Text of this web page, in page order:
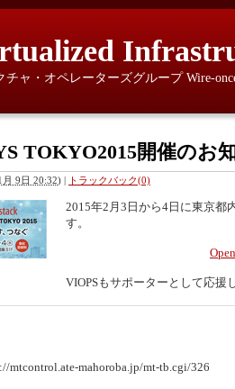
ャ・オペレーターズグループ Wire-
TOKYO2015開催のお
月 9日 20:32) | トラックバック(0)
2015年2月3日から4日に東京都
す。
VIOPSもサポーターとして応援
mtcontrol.ate-mahoroba.jp/mt-tb.cgi/326